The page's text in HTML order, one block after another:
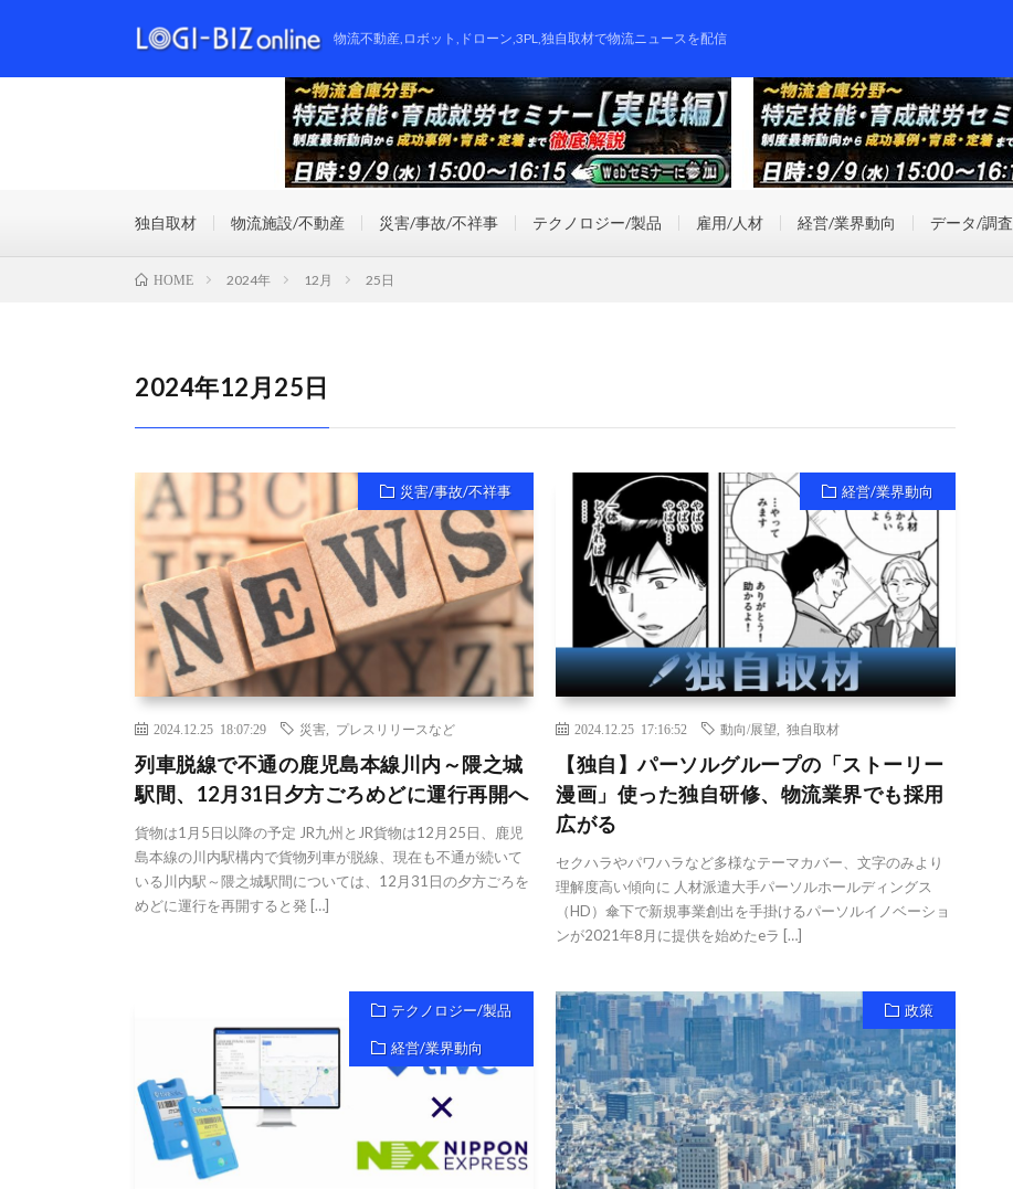
物流不動産,ロボット,ドローン,3PL,独自取材で物流ニュースを配信
独自取材 物流施設/不動産 災害/事故/不祥事 テクノロジー/製品 雇用/人材 経営/業界動向 データ/調査
HOME 2024年 12月 25日
2024年12月25日
災害/事故/不祥事
2024.12.25 18:07:29 災害 プレスリリースなど
列車脱線で不通の鹿児島本線川内～隈之城
駅間、12月31日夕方ごろめどに運行再開へ
貨物は1月5日以降の予定 JR九州とJR貨物は12月25日、鹿児
島本線の川内駅構内で貨物列車が脱線、現在も不通が続いて
いる川内駅～隈之城駅間については、12月31日の夕方ごろを
めどに運行を再開すると発 […]
経営/業界動向
2024.12.25 17:16:52 動向/展望 ,独自取材
【独自】パーソルグループの「ストーリー
漫画」使った独自研修、物流業界でも採用
広がる
セクハラやパワハラなど多様なテーマカバー、文字のみより
理解度高い傾向に 人材派遣大手パーソルホールディングス
（HD）傘下で新規事業創出を手掛けるパーソルイノベーショ
ンが2021年8月に提供を始めたeラ […]
テクノロジー/製品
経営/業界動向
政策